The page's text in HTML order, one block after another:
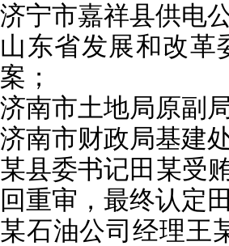
济宁市嘉祥县供电
山东省发展和改革
案；
济南市土地局原副
济南市财政局基建
某县委书记田某受
回重审，最终认定
某石油公司经理王